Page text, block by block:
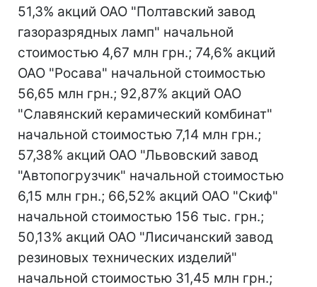
51,3% акций ОАО "Полтавский завод
газоразрядных ламп" начальной
стоимостью 4,67 млн грн.; 74,6% акций
ОАО "Росава" начальной стоимостью
56,65 млн грн.; 92,87% акций ОАО
"Славянский керамический комбинат"
начальной стоимостью 7,14 млн грн.;
57,38% акций ОАО "Львовский завод
"Автопогрузчик" начальной стоимостью
6,15 млн грн.; 66,52% акций ОАО "Скиф"
начальной стоимостью 156 тыс. грн.;
50,13% акций ОАО "Лисичанский завод
резиновых технических изделий"
начальной стоимостью 31,45 млн грн.;